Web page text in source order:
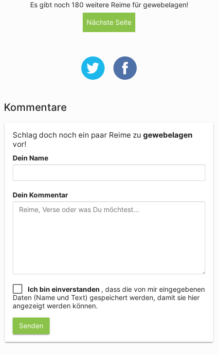
Es gibt noch 180 weitere Reime für gewebelagen!
Nächste Seite
Kommentare
Schlag doch noch ein paar Reime zu gewebelagen
vor!
Dein Name
Dein Kommentar
Ich bin einverstanden , dass die von mir eingegebenen
Daten (Name und Text) gespeichert werden, damit sie hier
angezeigt werden können.
Senden